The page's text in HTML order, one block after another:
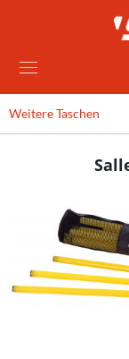
Weitere Taschen